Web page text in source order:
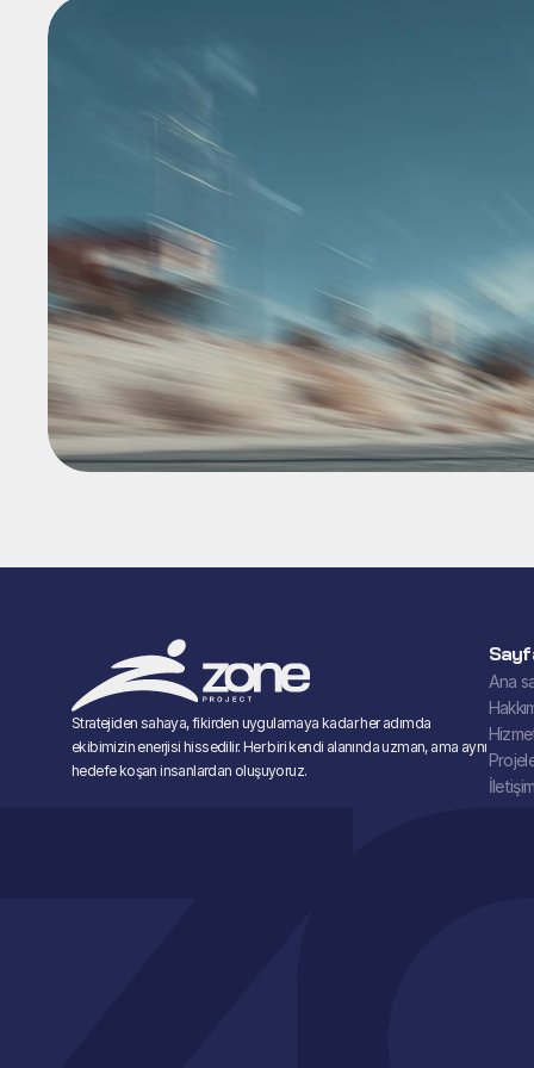
Stratejiden sahaya, fikirden uygulamaya kadar her adımda
ekibimizin enerjisi hissedilir. Her biri kendi alanında uzman, ama aynı
hedefe koşan insanlardan oluşuyoruz.
Ana